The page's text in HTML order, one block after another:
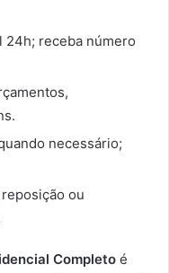
24h; receba número
necessário;
ou
Completo é